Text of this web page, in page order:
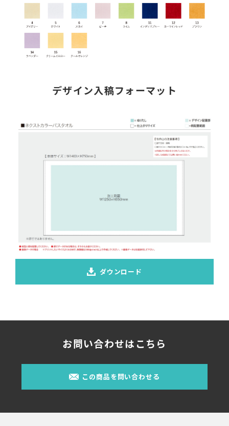
デザイン入稿フォーマット
ダウンロード
お問い合わせはこちら
この商品を問い合わせる